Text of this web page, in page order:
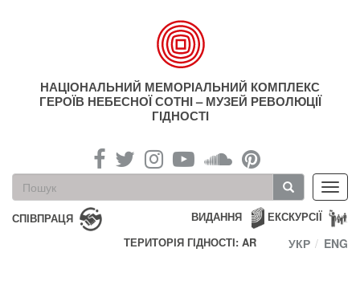
НАЦІОНАЛЬНИЙ МЕМОРІАЛЬНИЙ КОМПЛЕКС
ГЕРОЇВ НЕБЕСНОЇ СОТНІ – МУЗЕЙ РЕВОЛЮЦІЇ
ГІДНОСТІ
Пошукова
форма
Пошук
СПІВПРАЦЯ ЕКСКУРСІЇ
ВИДАННЯ
ТЕРИТОРІЯ ГІДНОСТІ: AR
УКР ENG